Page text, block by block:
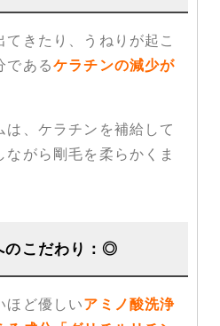
きたり、うねりが起こ
であるケラチンの減少が
は、ケラチンを補給して
がら剛毛を柔らかくま
のこだわり：◎
ほど優しいアミノ酸洗浄